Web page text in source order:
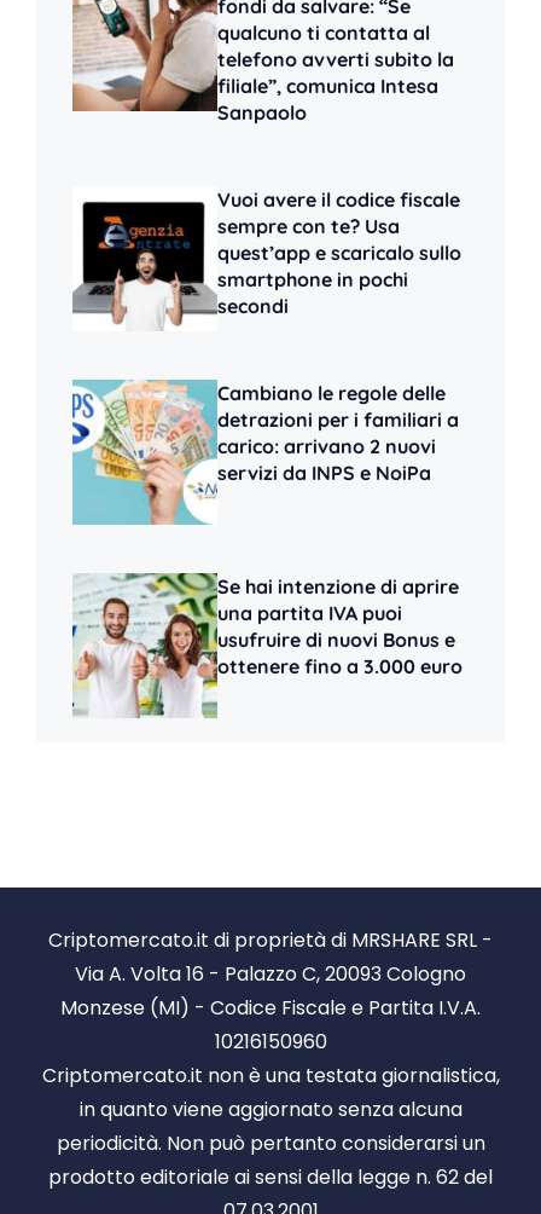
fondi da salvare: “Se
qualcuno ti contatta al
telefono avverti subito la
filiale”, comunica Intesa
Sanpaolo
Vuoi avere il codice fiscale
sempre con te? Usa
quest’app e scaricalo sullo
smartphone in pochi
secondi
Cambiano le regole delle
detrazioni per i familiari a
carico: arrivano 2 nuovi
servizi da INPS e NoiPa
Se hai intenzione di aprire
una partita IVA puoi
usufruire di nuovi Bonus e
ottenere fino a 3.000 euro
Criptomercato.it di proprietà di MRSHARE SRL -
Via A. Volta 16 - Palazzo C, 20093 Cologno
Monzese (MI) - Codice Fiscale e Partita I.V.A.
10216150960
Criptomercato.it non è una testata giornalistica,
in quanto viene aggiornato senza alcuna
periodicità. Non può pertanto considerarsi un
prodotto editoriale ai sensi della legge n. 62 del